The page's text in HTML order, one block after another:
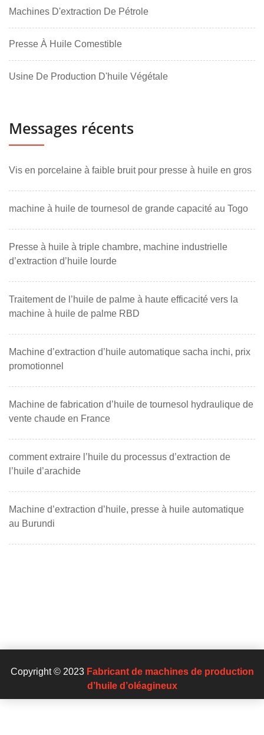
Machines D'extraction De Pétrole
Presse À Huile Comestible
Usine De Production D'huile Végétale
Messages récents
Vis en porcelaine à faible bruit pour presse à huile en gros
machine à huile de tournesol de grande capacité au Togo
Presse à huile à triple chambre, machine industrielle
d’extraction d’huile lourde
Traitement de l’huile de palme à haute efficacité vers la
machine à huile de palme RBD
Machine d’extraction d’huile automatique sacha inchi, prix
promotionnel
Machine de fabrication d’huile de tournesol hydraulique de
vente chaude en France
comment extraire l’huile du processus d’extraction de
l’huile d’arachide
Machine d’extraction d’huile, presse à huile automatique
au Burundi
Copyright © 2023 Fabricant de machines de production
d’huile d’oléagineux